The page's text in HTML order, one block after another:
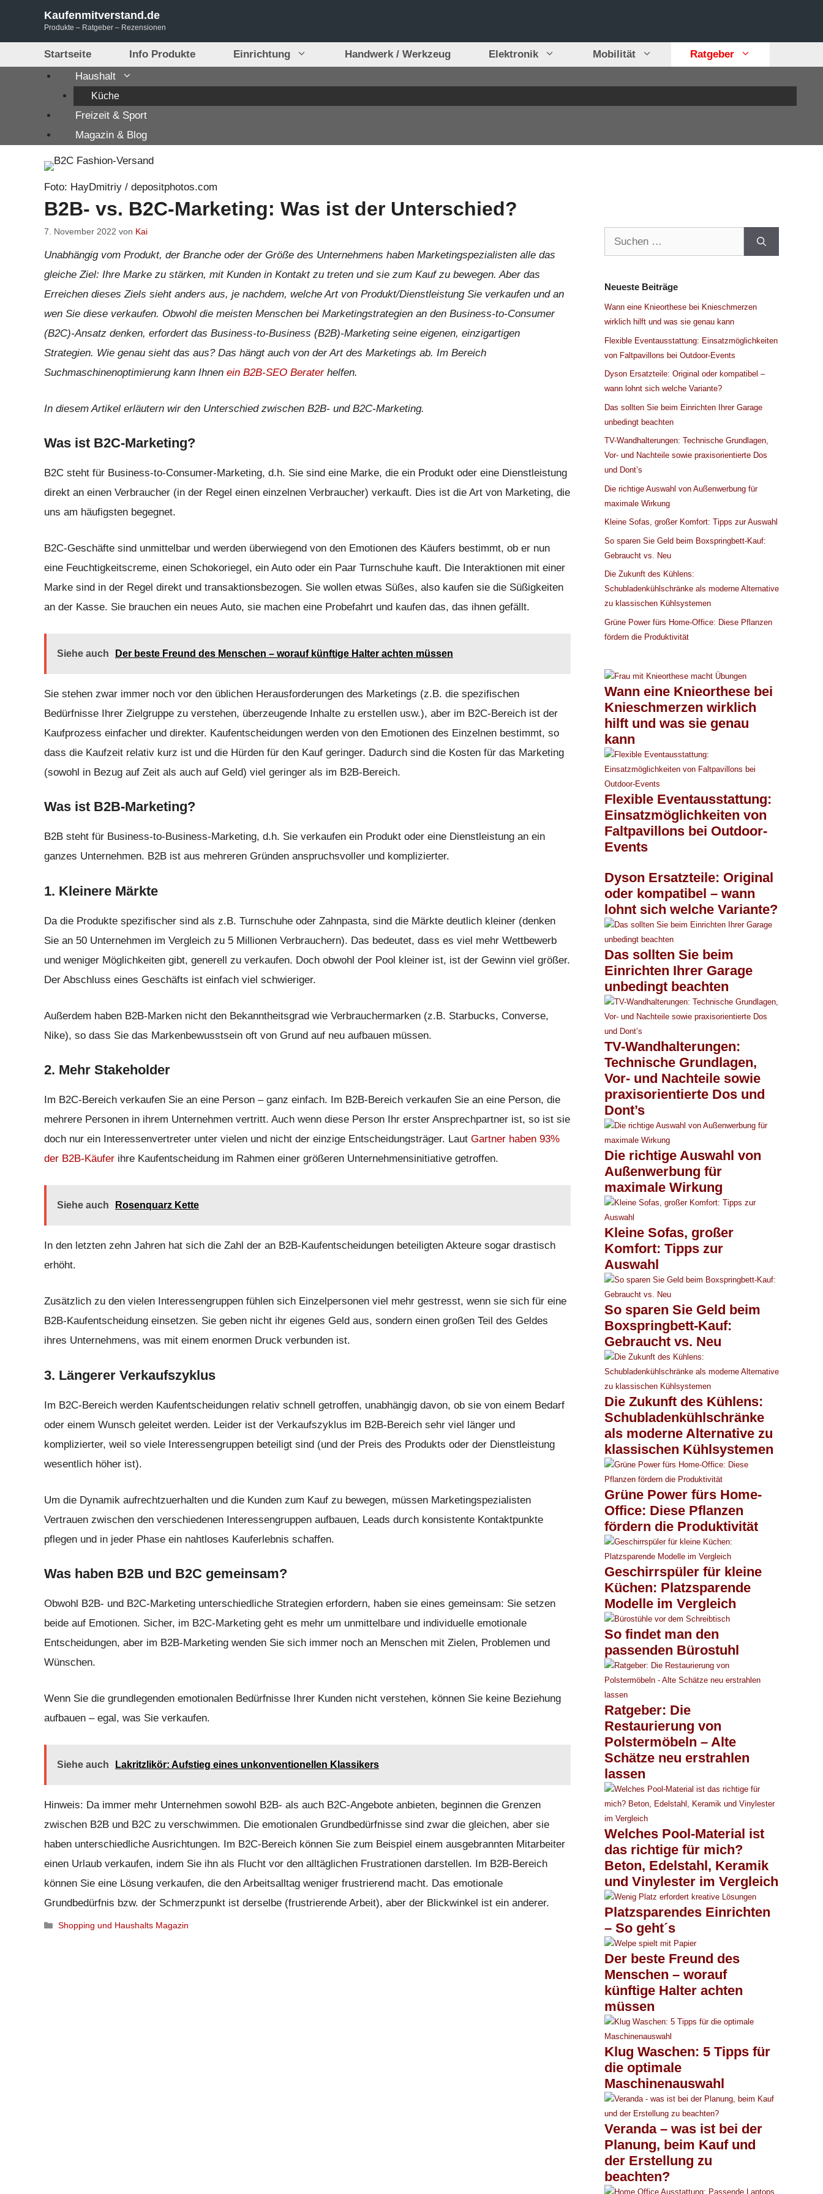
Kaufenmitverstand.de
Produkte – Ratgeber – Rezensionen
Startseite Info Produkte Einrichtung Handwerk / Werkzeug Elektronik Mobilität
Ratgeber
Haushalt
Küche
Freizeit & Sport
Magazin & Blog
Foto: HayDmitriy / depositphotos.com
B2B- vs. B2C-Marketing: Was ist der Unterschied?
7. November 2022 von Kai
Unabhängig vom Produkt, der Branche oder der Größe des Unternehmens haben Marketingspezialisten alle das
gleiche Ziel: Ihre Marke zu stärken, mit Kunden in Kontakt zu treten und sie zum Kauf zu bewegen. Aber das
Erreichen dieses Ziels sieht anders aus, je nachdem, welche Art von Produkt/Dienstleistung Sie verkaufen und an
wen Sie diese verkaufen. Obwohl die meisten Menschen bei Marketingstrategien an den Business-to-Consumer
(B2C)-Ansatz denken, erfordert das Business-to-Business (B2B)-Marketing seine eigenen, einzigartigen
Strategien. Wie genau sieht das aus? Das hängt auch von der Art des Marketings ab. Im Bereich
Suchmaschinenoptimierung kann Ihnen ein B2B-SEO Beraterhelfen.
In diesem Artikel erläutern wir den Unterschied zwischen B2B- und B2C-Marketing.
Was ist B2C-Marketing?
B2C steht für Business-to-Consumer-Marketing, d.h. Sie sind eine Marke, die ein Produkt oder eine Dienstleistung
direkt an einen Verbraucher (in der Regel einen einzelnen Verbraucher) verkauft. Dies ist die Art von Marketing, die
uns am häufigsten begegnet.
B2C-Geschäfte sind unmittelbar und werden überwiegend von den Emotionen des Käufers bestimmt, ob er nun
eine Feuchtigkeitscreme, einen Schokoriegel, ein Auto oder ein Paar Turnschuhe kauft. Die Interaktionen mit einer
Marke sind in der Regel direkt und transaktionsbezogen. Sie wollen etwas Süßes, also kaufen sie die Süßigkeiten
an der Kasse. Sie brauchen ein neues Auto, sie machen eine Probefahrt und kaufen das, das ihnen gefällt.
Siehe auch Der beste Freund des Menschen – worauf künftige Halter achten müssen
Sie stehen zwar immer noch vor den üblichen Herausforderungen des Marketings (z.B. die spezifischen
Bedürfnisse Ihrer Zielgruppe zu verstehen, überzeugende Inhalte zu erstellen usw.), aber im B2C-Bereich ist der
Kaufprozess einfacher und direkter. Kaufentscheidungen werden von den Emotionen des Einzelnen bestimmt, so
dass die Kaufzeit relativ kurz ist und die Hürden für den Kauf geringer. Dadurch sind die Kosten für das Marketing
(sowohl in Bezug auf Zeit als auch auf Geld) viel geringer als im B2B-Bereich.
Was ist B2B-Marketing?
B2B steht für Business-to-Business-Marketing, d.h. Sie verkaufen ein Produkt oder eine Dienstleistung an ein
ganzes Unternehmen. B2B ist aus mehreren Gründen anspruchsvoller und komplizierter.
1. Kleinere Märkte
Da die Produkte spezifischer sind als z.B. Turnschuhe oder Zahnpasta, sind die Märkte deutlich kleiner (denken
Sie an 50 Unternehmen im Vergleich zu 5 Millionen Verbrauchern). Das bedeutet, dass es viel mehr Wettbewerb
und weniger Möglichkeiten gibt, generell zu verkaufen. Doch obwohl der Pool kleiner ist, ist der Gewinn viel größer.
Der Abschluss eines Geschäfts ist einfach viel schwieriger.
Außerdem haben B2B-Marken nicht den Bekanntheitsgrad wie Verbrauchermarken (z.B. Starbucks, Converse,
Nike), so dass Sie das Markenbewusstsein oft von Grund auf neu aufbauen müssen.
2. Mehr Stakeholder
Im B2C-Bereich verkaufen Sie an eine Person – ganz einfach. Im B2B-Bereich verkaufen Sie an eine Person, die
mehrere Personen in ihrem Unternehmen vertritt. Auch wenn diese Person Ihr erster Ansprechpartner ist, so ist sie
doch nur ein Interessenvertreter unter vielen und nicht der einzige Entscheidungsträger. Laut Gartner haben 93%
der B2B-Käufer ihre Kaufentscheidung im Rahmen einer größeren Unternehmensinitiative getroffen.
Siehe auch Rosenquarz Kette
In den letzten zehn Jahren hat sich die Zahl der an B2B-Kaufentscheidungen beteiligten Akteure sogar drastisch
erhöht.
Zusätzlich zu den vielen Interessengruppen fühlen sich Einzelpersonen viel mehr gestresst, wenn sie sich für eine
B2B-Kaufentscheidung einsetzen. Sie geben nicht ihr eigenes Geld aus, sondern einen großen Teil des Geldes
ihres Unternehmens, was mit einem enormen Druck verbunden ist.
3. Längerer Verkaufszyklus
Im B2C-Bereich werden Kaufentscheidungen relativ schnell getroffen, unabhängig davon, ob sie von einem Bedarf
oder einem Wunsch geleitet werden. Leider ist der Verkaufszyklus im B2B-Bereich sehr viel länger und
komplizierter, weil so viele Interessengruppen beteiligt sind (und der Preis des Produkts oder der Dienstleistung
wesentlich höher ist).
Um die Dynamik aufrechtzuerhalten und die Kunden zum Kauf zu bewegen, müssen Marketingspezialisten
Vertrauen zwischen den verschiedenen Interessengruppen aufbauen, Leads durch konsistente Kontaktpunkte
pflegen und in jeder Phase ein nahtloses Kauferlebnis schaffen.
Was haben B2B und B2C gemeinsam?
Obwohl B2B- und B2C-Marketing unterschiedliche Strategien erfordern, haben sie eines gemeinsam: Sie setzen
beide auf Emotionen. Sicher, im B2C-Marketing geht es mehr um unmittelbare und individuelle emotionale
Entscheidungen, aber im B2B-Marketing wenden Sie sich immer noch an Menschen mit Zielen, Problemen und
Wünschen.
Wenn Sie die grundlegenden emotionalen Bedürfnisse Ihrer Kunden nicht verstehen, können Sie keine Beziehung
aufbauen – egal, was Sie verkaufen.
Siehe auch Lakritzlikör: Aufstieg eines unkonventionellen Klassikers
Hinweis: Da immer mehr Unternehmen sowohl B2B- als auch B2C-Angebote anbieten, beginnen die Grenzen
zwischen B2B und B2C zu verschwimmen. Die emotionalen Grundbedürfnisse sind zwar die gleichen, aber sie
haben unterschiedliche Ausrichtungen. Im B2C-Bereich können Sie zum Beispiel einem ausgebrannten Mitarbeiter
einen Urlaub verkaufen, indem Sie ihn als Flucht vor den alltäglichen Frustrationen darstellen. Im B2B-Bereich
können Sie eine Lösung verkaufen, die den Arbeitsalltag weniger frustrierend macht. Das emotionale
Grundbedürfnis bzw. der Schmerzpunkt ist derselbe (frustrierende Arbeit), aber der Blickwinkel ist ein anderer.
Kategorien
Shopping und Haushalts Magazin
Neueste Beiträge
Wann eine Knieorthese bei Knieschmerzen
wirklich hilft und was sie genau kann
Flexible Eventausstattung: Einsatzmöglichkeiten
von Faltpavillons bei Outdoor-Events
Dyson Ersatzteile: Original oder kompatibel –
wann lohnt sich welche Variante?
Das sollten Sie beim Einrichten Ihrer Garage
unbedingt beachten
TV-Wandhalterungen: Technische Grundlagen,
Vor- und Nachteile sowie praxisorientierte Dos
und Dont’s
Die richtige Auswahl von Außenwerbung für
maximale Wirkung
Kleine Sofas, großer Komfort: Tipps zur Auswahl
So sparen Sie Geld beim Boxspringbett-Kauf:
Gebraucht vs. Neu
Die Zukunft des Kühlens:
Schubladenkühlschränke als moderne Alternative
zu klassischen Kühlsystemen
Grüne Power fürs Home-Office: Diese Pflanzen
fördern die Produktivität
Wann eine Knieorthese bei
Knieschmerzen wirklich
hilft und was sie genau
kann
Flexible Eventausstattung:
Einsatzmöglichkeiten von
Faltpavillons bei Outdoor-
Events
Dyson Ersatzteile: Original
oder kompatibel – wann
lohnt sich welche Variante?
Das sollten Sie beim
Einrichten Ihrer Garage
unbedingt beachten
TV-Wandhalterungen:
Technische Grundlagen,
Vor- und Nachteile sowie
praxisorientierte Dos und
Dont’s
Die richtige Auswahl von
Außenwerbung für
maximale Wirkung
Kleine Sofas, großer
Komfort: Tipps zur
Auswahl
So sparen Sie Geld beim
Boxspringbett-Kauf:
Gebraucht vs. Neu
Die Zukunft des Kühlens:
Schubladenkühlschränke
als moderne Alternative zu
klassischen Kühlsystemen
Grüne Power fürs Home-
Office: Diese Pflanzen
fördern die Produktivität
Geschirrspüler für kleine
Küchen: Platzsparende
Modelle im Vergleich
So findet man den
passenden Bürostuhl
Ratgeber: Die
Restaurierung von
Polstermöbeln – Alte
Schätze neu erstrahlen
lassen
Welches Pool-Material ist
das richtige für mich?
Beton, Edelstahl, Keramik
und Vinylester im Vergleich
Platzsparendes Einrichten
– So geht´s
Der beste Freund des
Menschen – worauf
künftige Halter achten
müssen
Klug Waschen: 5 Tipps für
die optimale
Maschinenauswahl
Veranda – was ist bei der
Planung, beim Kauf und
der Erstellung zu
beachten?